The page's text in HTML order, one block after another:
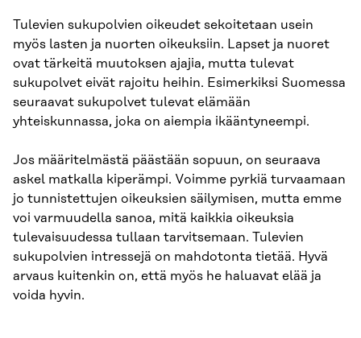
Tulevien sukupolvien oikeudet sekoitetaan usein
myös lasten ja nuorten oikeuksiin. Lapset ja nuoret
ovat tärkeitä muutoksen ajajia, mutta tulevat
sukupolvet eivät rajoitu heihin. Esimerkiksi Suomessa
seuraavat sukupolvet tulevat elämään
yhteiskunnassa, joka on aiempia ikääntyneempi.
Jos määritelmästä päästään sopuun, on seuraava
askel matkalla kiperämpi. Voimme pyrkiä turvaamaan
jo tunnistettujen oikeuksien säilymisen, mutta emme
voi varmuudella sanoa, mitä kaikkia oikeuksia
tulevaisuudessa tullaan tarvitsemaan. Tulevien
sukupolvien intressejä on mahdotonta tietää. Hyvä
arvaus kuitenkin on, että myös he haluavat elää ja
voida hyvin.